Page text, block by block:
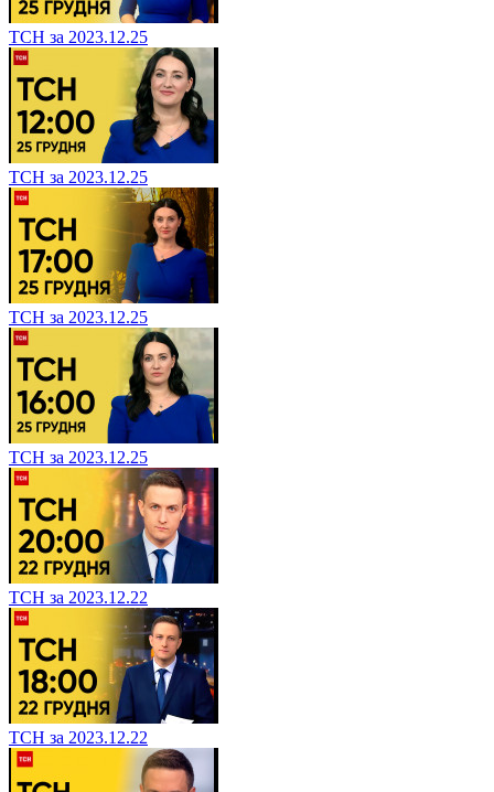
ТСН за 2023.12.25
ТСН за 2023.12.25
ТСН за 2023.12.25
ТСН за 2023.12.25
ТСН за 2023.12.22
ТСН за 2023.12.22